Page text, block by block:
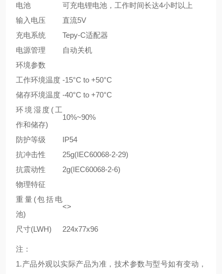
电池
可充电锂电池，工作时间长达4小时以上
输入电压
直流5V
充电系统
Tepy-C适配器
电源管理
自动关机
环境参数
工作环境温度 -15°C to +50°C
储存环境温度 -40°C to +70°C
环境湿度(工
作和储存)
10%~90%
防护等级
IP54
抗冲击性
25g(IEC60068-2-29)
抗震动性
2g(IEC60068-2-6)
物理特征
重量(包括电
池)
<>
尺寸(LWH) 224x77x96
注：
1.产品外观以实际产品为准，技术参数与型号如有变动，